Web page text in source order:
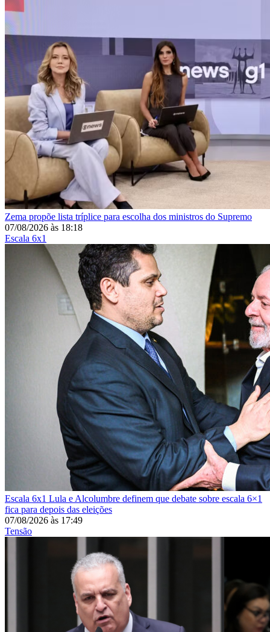
Zema propõe lista tríplice para escolha dos ministros do Supremo
07/08/2026 às 18:18
Escala 6x1
Escala 6x1 Lula e Alcolumbre definem que debate sobre escala 6×1
fica para depois das eleições
07/08/2026 às 17:49
Tensão